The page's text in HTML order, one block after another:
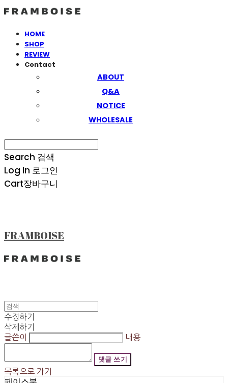
HOME
SHOP
REVIEW
Contact
ABOUT
Q&A
NOTICE
WHOLESALE
Search 검색
Log In 로그인
Cart장바구니
FRAMBOISE
수정하기
삭제하기
글쓴이
내용
댓글 쓰기
목록으로 가기